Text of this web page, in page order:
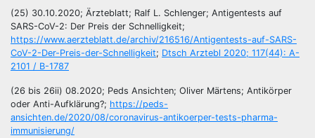
(25) 30.10.2020; Ärzteblatt; Ralf L. Schlenger; Antigentests auf
SARS-CoV-2: Der Preis der Schnelligkeit;
https://www.aerzteblatt.de/archiv/216516/Antigentests-auf-SARS-
CoV-2-Der-Preis-der-Schnelligkeit; Dtsch Arztebl 2020; 117(44): A-
2101 / B-1787
(26 bis 26ii) 08.2020; Peds Ansichten; Oliver Märtens; Antikörper
oder Anti-Aufklärung?; https://peds-
ansichten.de/2020/08/coronavirus-antikoerper-tests-pharma-
immunisierung/